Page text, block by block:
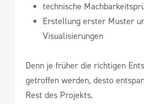
technische
Erstellung erster Muster
Visualisierungen
Denn je früher die richtigen
getroffen werden, desto
Rest des Projekts.